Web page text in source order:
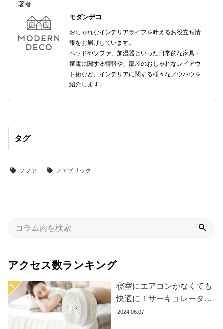
著者
モダンデコ
おしゃれなインテリアライフを叶えるお役立ち情
報をお届けしています。
ベッドやソファ、加湿器といった日常的な家具・
家電に関する情報や、部屋のおしゃれなレイアウ
ト術など、インテリアに関する様々なノウハウを
紹介します。
タグ
ソファ ファブリック
アクセス数ランキング
寝室にエアコンがなくても
快適に！サーキュレーター
の効果的な使い方とおすす
2024.06.07